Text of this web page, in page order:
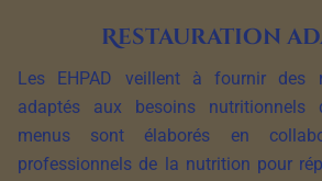
Restauration
Les EHPAD veillent à fournir des
adaptés aux besoins nutritionnels
menus sont élaborés en
professionnels de la nutrition pour